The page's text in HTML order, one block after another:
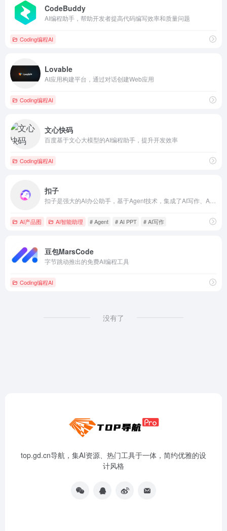
CodeBuddy
AI编程助手，帮助开发者提高代码编写效率和质量问题
Coding编程AI
Lovable
AI应用构建平台，通过对话创建Web应用
Coding编程AI
文心快码
百度基于文心大模型的AI编程助手，提升开发效率
Coding编程AI
扣子
AI产品图 AI智能助理 # Agent # AI PPT # AI写作
豆包MarsCode
字节跳动推出的免费AI编程工具
Coding编程AI
没有了
top.gd.cn导航，集AI资源、热门工具于一体，简约优雅的设
计风格